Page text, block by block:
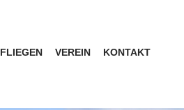
FLIEGEN VEREIN KONTAKT